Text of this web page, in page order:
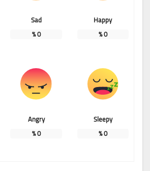
Happy
0
%
Sad
0
%
Sleepy
0
%
Angry
0
%